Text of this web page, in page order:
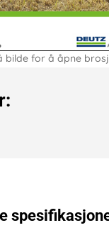
bilde for å åpne